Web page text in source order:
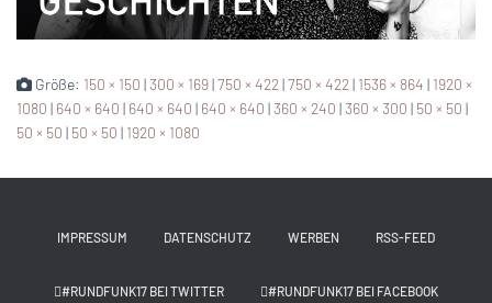
Größe: 150 × 150 |300 × 169|750 × 422|750 × 422| 1536 × 864 | 1920 ×
1080 | 640 × 640 | 640 × 640 | 640 × 640 |360 × 240 |360 × 300 | 50 × 50 |
50 × 50 | 50 × 50 | 1920 × 1080
IMPRESSUM DATENSCHUTZ WERBEN RSS-FEED
#RUNDFUNK17 BEI TWITTER #RUNDFUNK17 BEI FACEBOOK